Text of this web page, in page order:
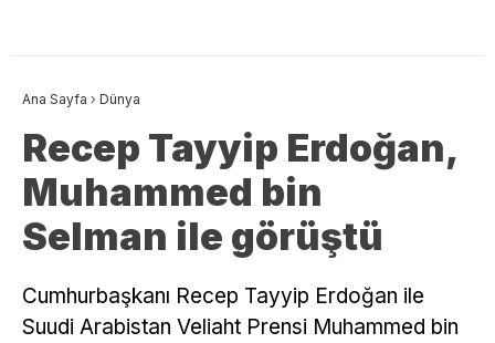
Ana Sayfa › Dünya
Recep Tayyip Erdoğan,
Muhammed bin
Selman ile görüştü
Cumhurbaşkanı Recep Tayyip Erdoğan ile
Suudi Arabistan Veliaht Prensi Muhammed bin